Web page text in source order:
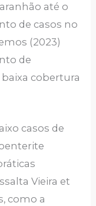
até o
de casos no
(2023)
de
cobertura
casos de
Vieira et
como a